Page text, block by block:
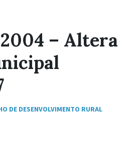
– Altera
DE DESENVOLVIMENTO RURAL